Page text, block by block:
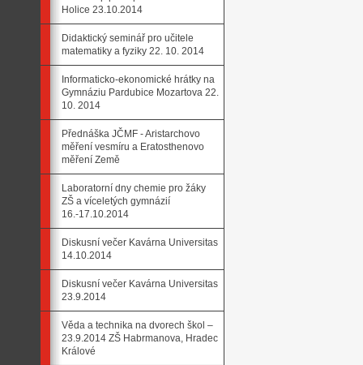
Holice 23.10.2014
Didaktický seminář pro učitele
matematiky a fyziky 22. 10. 2014
Informaticko-ekonomické hrátky na
Gymnáziu Pardubice Mozartova 22.
10. 2014
Přednáška JČMF - Aristarchovo
měření vesmíru a Eratosthenovo
měření Země
Laboratorní dny chemie pro žáky
ZŠ a víceletých gymnázií
16.-17.10.2014
Diskusní večer Kavárna Universitas
14.10.2014
Diskusní večer Kavárna Universitas
23.9.2014
Věda a technika na dvorech škol –
23.9.2014 ZŠ Habrmanova, Hradec
Králové